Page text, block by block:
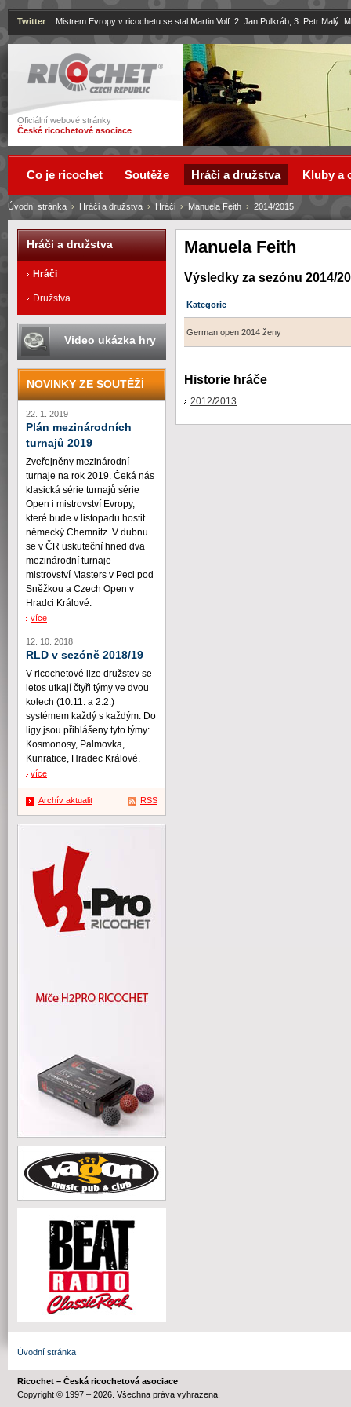
Ricochet
Oficiální webové stránky
České ricochetové asociace
Twitter: Mistrem Evropy v ricochetu se stal Martin Volf. 2. Jan Pulkráb, 3. Petr Malý.
Manuela Feith
Výsledky za sezónu 2014/
Kategorie
German open 2014 ženy
Historie hráče
2012/2013
Úvodní stránka › Hráči a družstva › Hráči › Manuela Feith › 2014/2015
Co je ricochet Soutěže Hráči a družstva Kluby a
Hráči a družstva
Hráči
Družstva
Video ukázka hry
NOVINKY ZE SOUTĚŽÍ
22. 1. 2019
Plán mezinárodních
turnajů 2019
Zveřejněny mezinárodní
turnaje na rok 2019. Čeká nás
klasická série turnajů série
Open i mistrovství Evropy,
které bude v listopadu hostit
německý Chemnitz. V dubnu
se v ČR uskuteční hned dva
mezinárodní turnaje -
mistrovství Masters v Peci pod
Sněžkou a Czech Open v
Hradci Králové.
více
12. 10. 2018
RLD v sezóně 2018/19
V ricochetové lize družstev se
letos utkají čtyři týmy ve dvou
kolech (10.11. a 2.2.)
systémem každý s každým. Do
ligy jsou přihlášeny tyto týmy:
Kosmonosy, Palmovka,
Kunratice, Hradec Králové.
více
Archív aktualit RSS
Úvodní stránka
Ricochet – Česká ricochetová asociace
Copyright © 1997 – 2026. Všechna práva vyhrazena.